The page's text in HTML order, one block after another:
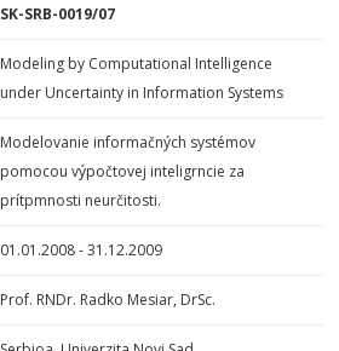
SK-SRB-0019/07
Modeling by Computational Intelligence
under Uncertainty in Information Systems
Modelovanie informačných systémov
pomocou výpočtovej inteligrncie za
prítpmnosti neurčitosti.
01.01.2008 - 31.12.2009
Prof. RNDr. Radko Mesiar, DrSc.